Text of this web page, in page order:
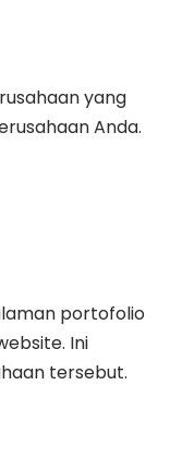
yang
Anda.
portofolio
Ini
tersebut.